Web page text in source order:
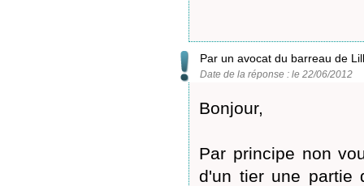
Par un avocat du barreau de
Date de la réponse : le 22/06/2012
Bonjour,
Par principe non
d'un tier une partie